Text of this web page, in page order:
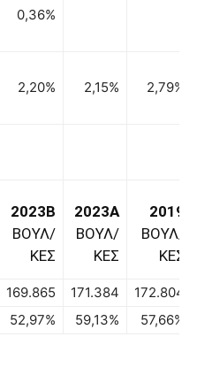
0,36%
2,20% 2,15% 2,79%
2023B
ΒΟΥΛ/
ΚΕΣ
2023A
ΒΟΥΛ/
ΚΕΣ
2019
ΒΟΥΛ/
ΚΕΣ
169.865 171.384
172.804
52,97% 59,13% 57,66%